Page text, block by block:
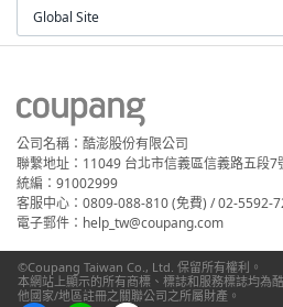
Global Site
公司名稱：酷澎股份有限公司
聯繫地址：11049 台北市信義區信義路五段7
統編：91002999
客服中心：0809-088-810 (免費) / 02-5592-
電子郵件：help_tw@coupang.com
©Coupang Taiwan Co., Ltd. 保留所有權利。
本網站上顯示的所有商標、標誌和服務標誌均為
他國家/地區註冊之關聯公司之所屬財產。